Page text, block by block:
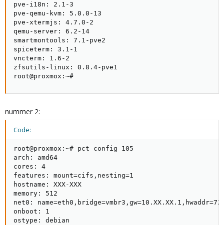
pve-i18n: 2.1-3
pve-qemu-kvm: 5.0.0-13
pve-xtermjs: 4.7.0-2
qemu-server: 6.2-14
smartmontools: 7.1-pve2
spiceterm: 3.1-1
vncterm: 1.6-2
zfsutils-linux: 0.8.4-pve1
root@proxmox:~#
nummer 2:
Code:
root@proxmox:~# pct config 105
arch: amd64
cores: 4
features: mount=cifs,nesting=1
hostname: XXX-XXX
memory: 512
net0:
onboot: 1
ostype: debian